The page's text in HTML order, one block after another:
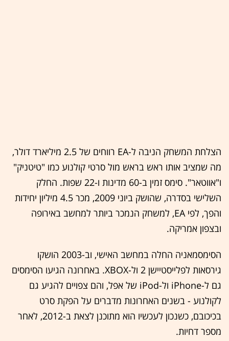
הצלחת המשחק הניבה ל-EA רווחים של 2.5 מיליארד דולר,
מה שמציב אותו ראש בראש מול סרטי קולנוע כמו "טיטניק"
ו"אווטאר". סימס זמין ב-60 מדינות ו-22 שפות. החלק
השלישי בסדרה, שהושק ביוני 2009, מכר 4.5 מיליון יחידות
והפך, לפי EA, למשחק הנמכר ביותר למחשב באירופה
ובצפון אמריקה.
הסימסמאניה החלה במחשב האישי, וב-2003 הושקו
גירסאות לפלייסטיישן 2 ול-XBOX. באחרונה הגיעו הסימסים
גם ל-iPhone ול-iPod של אפל, והם צפויים להגיע גם
לקולנוע - בשנים האחרונות מדברים על הפקת סרט
בכיכובם, כשנכון לעכשיו הוא מתוכנן לצאת ב-2012, לאחר
מספר דחיות.